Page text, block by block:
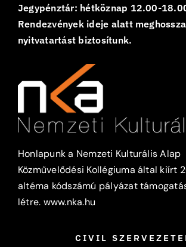
Jegypénztár: hétköznap 12.00-
Rendezvények ideje alatt
nyitvatartást biztosítunk.
Honlapunk a Nemzeti Kulturális Alap
Közművelődési Kollégiuma által kiírt
altéma kódszámú pályázat
létre. www.nka.hu
CIVIL